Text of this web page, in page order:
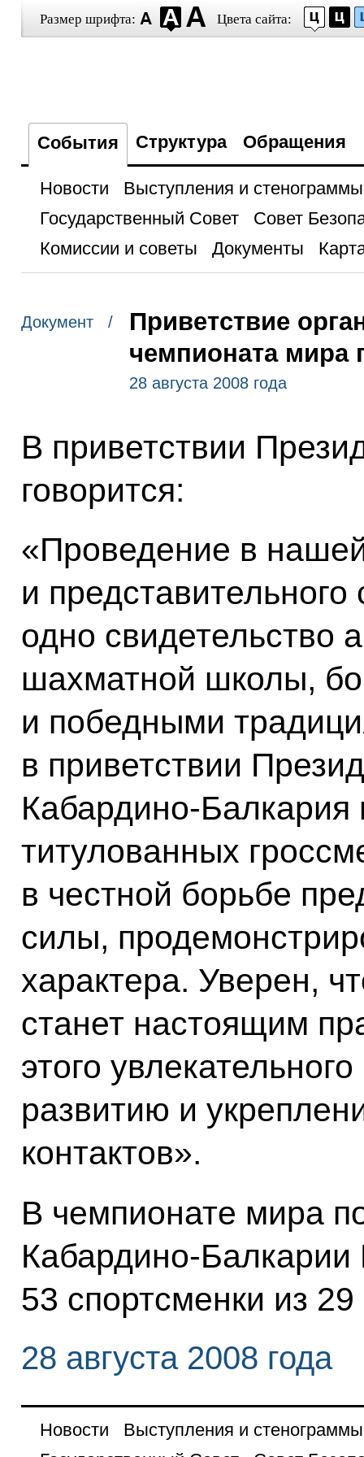
Размер шрифта: Цвета сайта:
События Структура Обращения
Новости
Выступления и стенограммы
Государственный Совет
Совет
Комиссии и советы
Документы
Документ /
Приветствие
чемпионата мира
28 августа 2008 года
В приветствии
говорится:
«Проведение в нашей
и
одно свидетельство
шахматной школы,
и победными
в приветствии
Кабардино-
титулованных
в честной борьбе
силы,
характера. Уверен,
станет настоящим
этого
развитию и
контактов».
В чемпионате мира
Кабардино-Балкарии
53 спортсменки из 29
28 августа 2008 года
Новости
Выступления и стенограммы